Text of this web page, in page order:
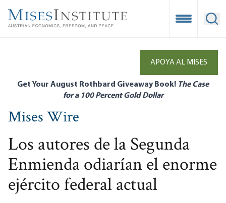
main
Open
APOYA AL MISES
Get Your August Rothbard Giveaway Book! The Case
for a 100 Percent Gold Dollar
Mises Wire
Los autores de la Segunda
Enmienda odiarían el enorme
ejército federal actual